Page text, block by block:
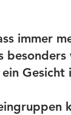
immer
ein